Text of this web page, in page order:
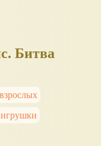
Битва